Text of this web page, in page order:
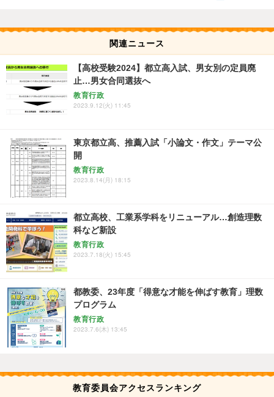
関連ニュース
【高校受験2024】都立高入試、男女別の定員廃
止…男女合同選抜へ
教育行政
2023.9.12(火) 11:45
東京都立高、推薦入試「小論文・作文」テーマ公
開
教育行政
2023.8.14(月) 18:15
都立高校、工業系学科をリニューアル…創造理数
科など新設
教育行政
2023.7.18(火) 15:45
都教委、23年度「得意な才能を伸ばす教育」理数
プログラム
教育行政
2023.7.6(木) 13:45
教育委員会アクセスランキング